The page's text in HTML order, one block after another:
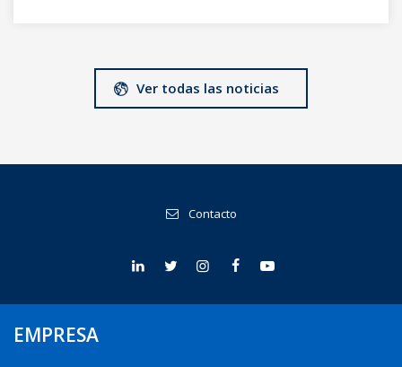
Ver todas las noticias
Contacto
EMPRESA